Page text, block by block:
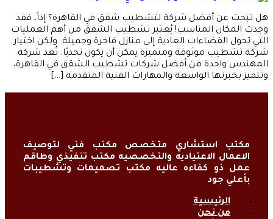
هل تبحث عن أفضل شركة لتشطيب شقق في القاهرة؟ إذاً، فقد
وجدت المكان المناسب! يُعتبر تشطيب الشقق من أهم العمليات
التي تحول الفضاءات العادية إلى منازل فاخرة وجميلة. ولكن اختيار
شركة تشطيب موثوقة ومتميزة يمكن أن يكون تحديًا. تُعد شركة
المهندس واحدة من أفضل شركات تشطيب الشقق في القاهرة،
وتتميز بخبرتها الواسعة والمهارات الفنية المتقدمة […]
مكتب استشاري متخصص مكنب فني لتوصيف
الاعمال الاعتياديه والتخصصيه مكتب تنفيذي وطاقم
عمل ذو كفاءه عاليه مكتب تصميمات وتشطيبات
بأعلي جود
الرئيسية
من نحن